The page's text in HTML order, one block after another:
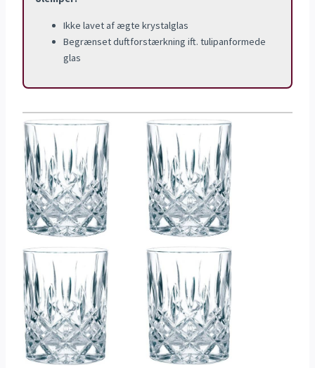
Ikke lavet af ægte krystalglas
Begrænset duftforstærkning ift. tulipanformede
glas